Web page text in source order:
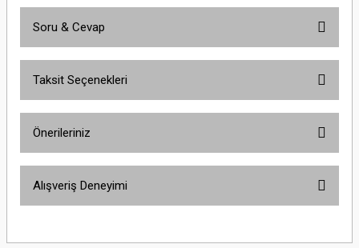
Soru & Cevap
Taksit Seçenekleri
Önerileriniz
yetersiz gördüğünüz noktaları öneri formunu kullanarak tarafımıza
Alışveriş Deneyimi